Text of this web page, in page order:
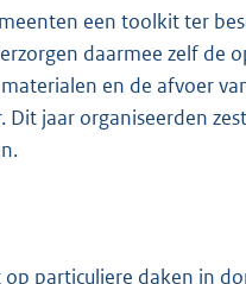
een toolkit ter
daarmee zelf de
en de afvoer
jaar organiseerden
particuliere daken in